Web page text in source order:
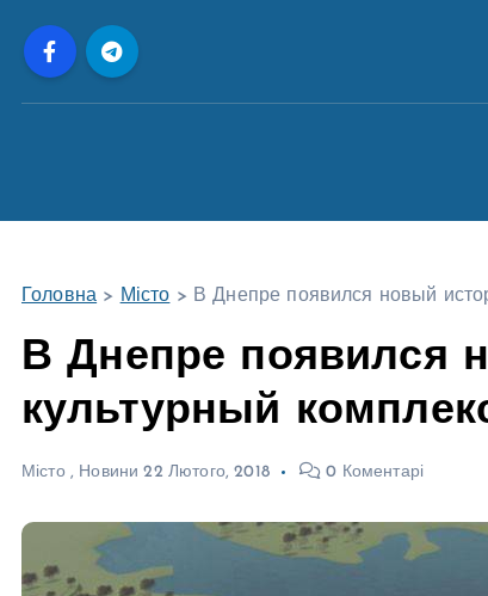
Головна > Місто > В Днепре появился новый
В Днепре появился
культурный
Місто, Новини 22 Лютого, 2018 0 Коментарі